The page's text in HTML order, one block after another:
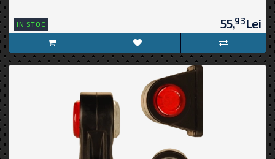
IN STOC 55,93Lei